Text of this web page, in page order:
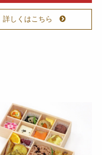
詳しくはこちら